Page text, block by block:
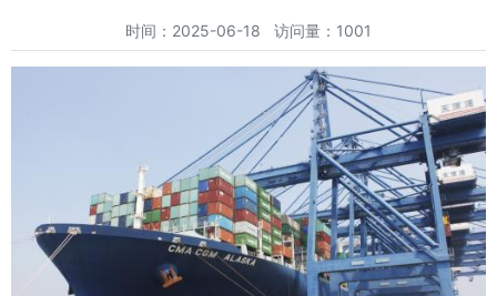
时间：2025-06-18 访问量：1001